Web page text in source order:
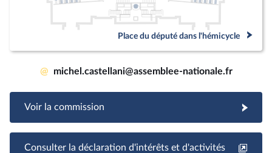
Place du député dans l'hémicycle
@ michel.castellani@assemblee-nationale.fr
Voir la commission
Consulter la déclaration d'intérêts et d'activités